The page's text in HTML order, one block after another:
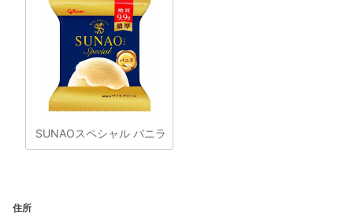
SUNAOスペシャル バニラ
住所